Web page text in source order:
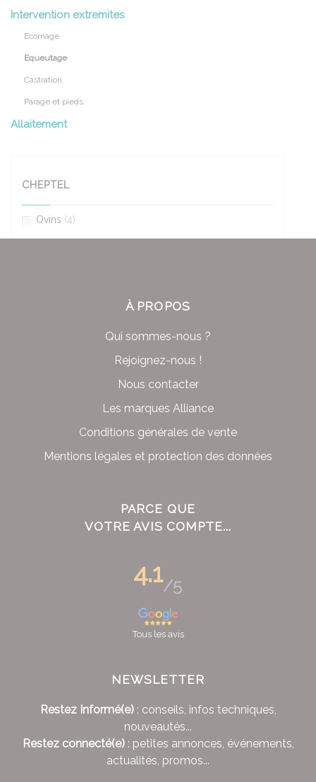
Intervention extremites
Ecornage
Equeutage
Castration
Parage et pieds
Allaitement
CHEPTEL
Ovins (4)
À PROPOS
Qui sommes-nous ?
Rejoignez-nous !
Nous contacter
Les marques Alliance
Conditions générales de vente
Mentions légales et protection des données
PARCE QUE
VOTRE AVIS COMPTE...
4.1/5
Tous les avis
NEWSLETTER
Restez Informé(e): conseils, infos techniques,
nouveautés...
Restez connecté(e): petites annonces, événements,
actualités, promos...